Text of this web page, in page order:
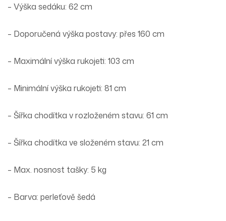
– Výška sedáku: 62 cm
– Doporučená výška postavy: přes 160 cm
– Maximální výška rukojeti: 103 cm
– Minimální výška rukojeti: 81 cm
– Šířka chodítka v rozloženém stavu: 61 cm
– Šířka chodítka ve složeném stavu: 21 cm
– Max. nosnost tašky: 5 kg
– Barva: perleťově šedá